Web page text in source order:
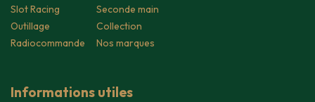
Slot Racing
Outillage
Radiocommande
Seconde main
Collection
Nos marques
Informations utiles